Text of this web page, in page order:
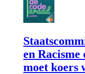
en
moet koers